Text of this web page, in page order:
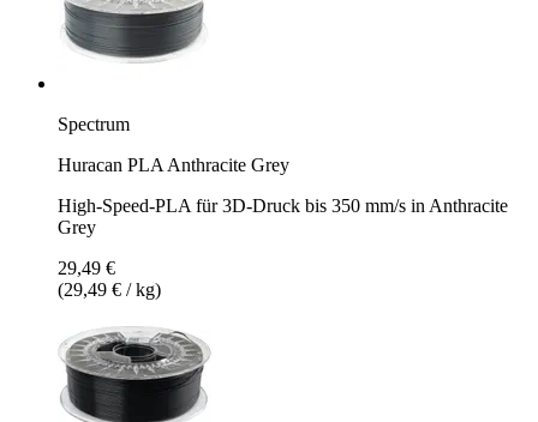
Spectrum
Huracan PLA Anthracite Grey
High-Speed-PLA für 3D-Druck bis 350 mm/s in Anthracite
Grey
29,49 €
(29,49 € / kg)